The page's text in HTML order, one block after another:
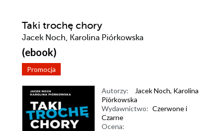
Taki trochę chory
Jacek Noch, Karolina Piórkowska
(ebook)
Promocja
Autorzy: Jacek Noch, Karolina
Piórkowska
Wydawnictwo: Czerwone i
Czarne
Ocena: